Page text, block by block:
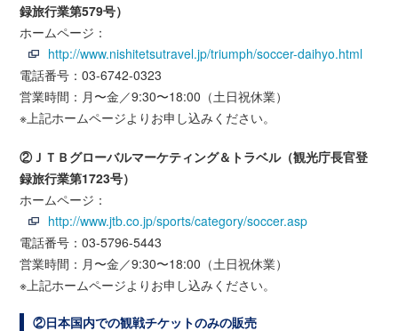
録旅行業第579号）
ホームページ：
http://www.nishitetsutravel.jp/triumph/soccer-daihyo.html
電話番号：03-6742-0323
営業時間：月〜金／9:30〜18:00（土日祝休業）
※上記ホームページよりお申し込みください。
②ＪＴＢグローバルマーケティング＆トラベル（観光庁長官登
録旅行業第1723号）
ホームページ：
http://www.jtb.co.jp/sports/category/soccer.asp
電話番号：03-5796-5443
営業時間：月〜金／9:30〜18:00（土日祝休業）
※上記ホームページよりお申し込みください。
②日本国内での観戦チケットのみの販売